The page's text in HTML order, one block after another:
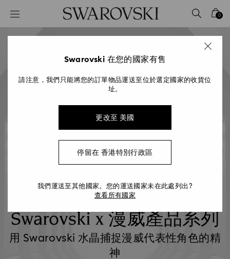
Accesskeys list
0 - Header
0
Swarovski x 漫威產品系列
用 Swarovski 水晶捕捉漫威代表性角色的精
神
Swarovski 在您的國家有售
請注意，我們只能將您的訂單物品運送至位於選定國家的收貨位
址。
更改至 美國
停留在 香港特別行政區
我們運送至其他國家。您的運送國家未在此處列出?
查看所有國家